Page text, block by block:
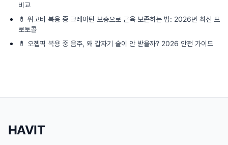
비교
💊 위고비 복용 중 크레아틴 보충으로 근육 보존하는 법: 2026년 최신 프
로토콜
💊
오젭픽 복용 중 음주, 왜 갑자기 술이 안 받을까? 2026 안전 가이드
HAVIT